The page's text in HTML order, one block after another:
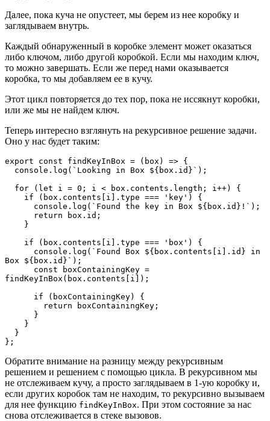
Далее, пока куча не опустеет, мы берем из нее коробку и
заглядываем внутрь.
Каждый обнаруженный в коробке элемент может оказаться
либо ключом, либо другой коробкой. Если мы находим ключ,
то можно завершать. Если же перед нами оказывается
коробка, то мы добавляем ее в кучу.
Этот цикл повторяется до тех пор, пока не иссякнут коробки,
или же мы не найдем ключ.
Теперь интересно взглянуть на рекурсивное решение задачи.
Оно у нас будет таким:
export const findKeyInBox = (box) => {
  console.log(`Looking in Box ${box.id}`);
  for (let i = 0; i < box.contents.length; i++) {
    if (box.contents[i].type === 'key') {
      console.log(`Found the key in Box ${box.id}!`);
      return box.id;
    }
    if (box.contents[i].type === 'box') {
Box ${box.id}`);
findKeyInBox(box.contents[i]);
      if (boxContainingKey) {
        return boxContainingKey;
      }
    }
  }
};
Обратите внимание на разницу между рекурсивным
решением и решением с помощью цикла. В рекурсивном мы
не отслеживаем кучу, а просто заглядываем в 1-ую коробку и,
если других коробок там не находим, то рекурсивно вызываем
для нее функцию findKeyInBox. При этом состояние за нас
снова отслеживается в стеке вызовов.